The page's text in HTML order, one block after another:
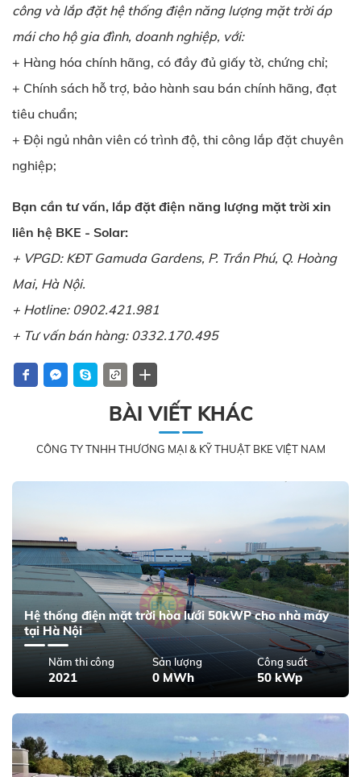
công và lắp đặt hệ thống điện năng lượng mặt trời áp
mái cho hộ gia đình, doanh nghiệp, với:
+ Hàng hóa chính hãng, có đầy đủ giấy tờ, chứng chỉ;
+ Chính sách hỗ trợ, bảo hành sau bán chính hãng, đạt
tiêu chuẩn;
+ Đội ngủ nhân viên có trình độ, thi công lắp đặt chuyên
nghiệp;
Bạn cần tư vấn, lắp đặt điện năng lượng mặt trời xin
liên hệ BKE - Solar:
+ VPGD: KĐT Gamuda Gardens, P. Trần Phú, Q. Hoàng
Mai, Hà Nội.
+ Hotline: 0902.421.981
+ Tư vấn bán hàng: 0332.170.495
BÀI VIẾT KHÁC
CÔNG TY TNHH THƯƠNG MẠI & KỸ THUẬT BKE VIỆT NAM
Hệ thống điện mặt trời hòa lưới 50kWP cho nhà máy
tại Hà Nội
Năm thi công
2021
Sản lượng
0 MWh
Công suất
50 kWp